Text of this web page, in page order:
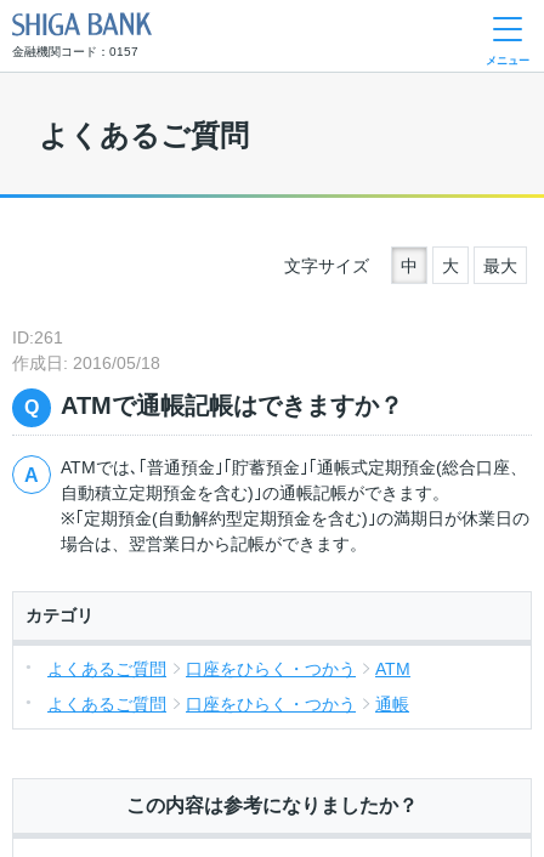
金融機関コード：0157
メニュー
よくあるご質問
文字サイズ 中 大 最大
ID:261
作成日: 2016/05/18
ATMで通帳記帳はできますか？
ATMでは､｢普通預金｣｢貯蓄預金｣｢通帳式定期預金(総合口座、
自動積立定期預金を含む)｣の通帳記帳ができます。
※｢定期預金(自動解約型定期預金を含む)｣の満期日が休業日の
場合は、翌営業日から記帳ができます。
カテゴリ
よくあるご質問 口座をひらく・つかう
ATM
よくあるご質問
口座をひらく・つかう 通帳
この内容は参考になりましたか？